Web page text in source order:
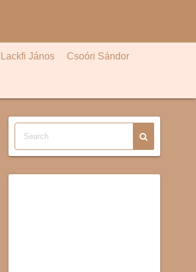
Lackfi János Csoóri Sándor